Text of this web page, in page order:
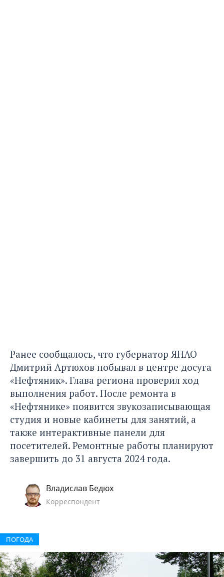
Ранее сообщалось, что губернатор ЯНАО
Дмитрий Артюхов побывал в центре досуга
«Нефтяник». Глава региона проверил ход
выполнения работ. После ремонта в
«Нефтянике» появится звукозаписывающая
студия и новые кабинеты для занятий, а
также интерактивные панели для
посетителей. Ремонтные работы планируют
завершить до 31 августа 2024 года.
Владислав Бедюх
Корреспондент
ПОГОДА